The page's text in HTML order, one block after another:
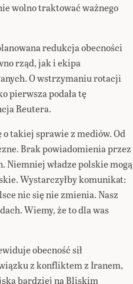
wolno traktować ważnego
redukcja obecności
rząd, jak i ekipa
O wstrzymaniu rotacji
pierwsza podała tę
Reutera.
o takiej sprawie z mediów. Od
Brak powiadomienia przez
Niemniej władze polskie mogą
Wystarczyłby komunikat:
nic się nie zmienia. Nasz
Wiemy, że to dla was
obecność sił
z konfliktem z Iranem,
bardziej na Bliskim